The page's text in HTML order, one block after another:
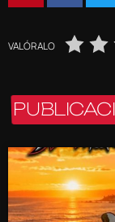
VALÓRALO